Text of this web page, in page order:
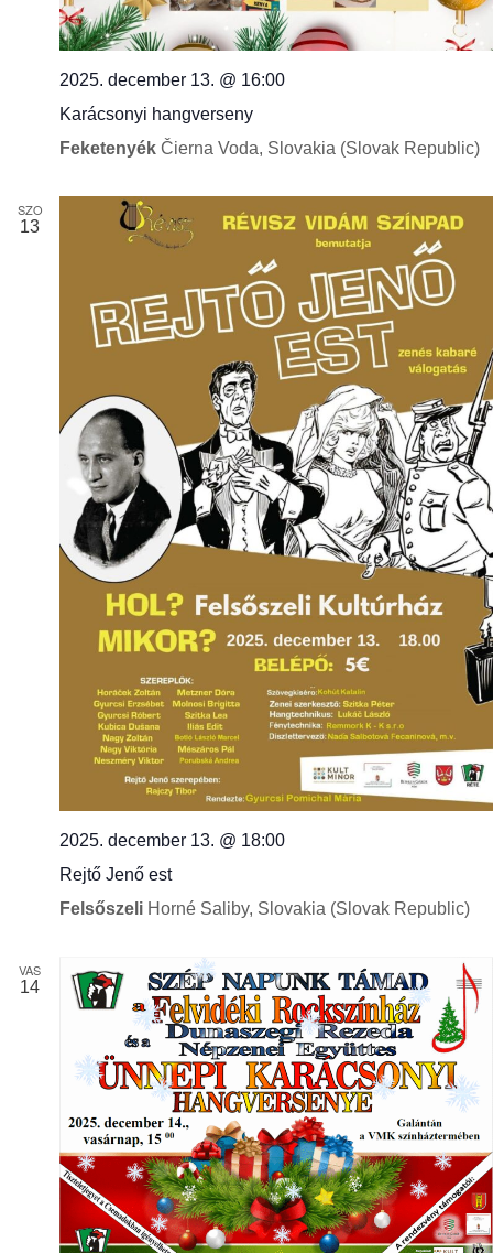
2025. december 13. @ 16:00
Karácsonyi hangverseny
Feketenyék Čierna Voda, Slovakia (Slovak Republic)
SZO
13
2025. december 13. @ 18:00
Rejtő Jenő est
Felsőszeli Horné Saliby, Slovakia (Slovak Republic)
VAS
14